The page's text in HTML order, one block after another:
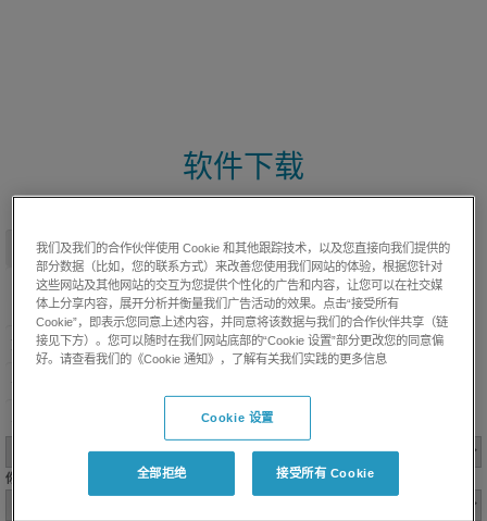
软件下载
显示完整资料
你感兴趣的领域是什么？*
我们及我们的合作伙伴使用 Cookie 和其他跟踪技术，以及您直接向我们提供的
部分数据（比如，您的联系方式）来改善您使用我们网站的体验，根据您针对
这些网站及其他网站的交互为您提供个性化的广告和内容，让您可以在社交媒
体上分享内容，展开分析并衡量我们广告活动的效果。点击“接受所有
Cookie”，即表示您同意上述内容，并同意将该数据与我们的合作伙伴共享（链
接见下方）。您可以随时在我们网站底部的“Cookie 设置”部分更改您的同意偏
好。请查看我们的《Cookie 通知》，了解有关我们实践的更多信息
Cookie 设置
全部拒绝 接受所有 Cookie